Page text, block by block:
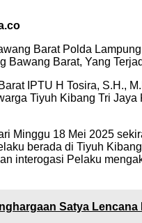
Barat Polda
Bawang Barat, Yang
IPTU H Tosira, S.H.,
Tiyuh Kibang Tri
Minggu 18 Mei 2025
berada di Tiyuh
interogasi Pelaku
Satya